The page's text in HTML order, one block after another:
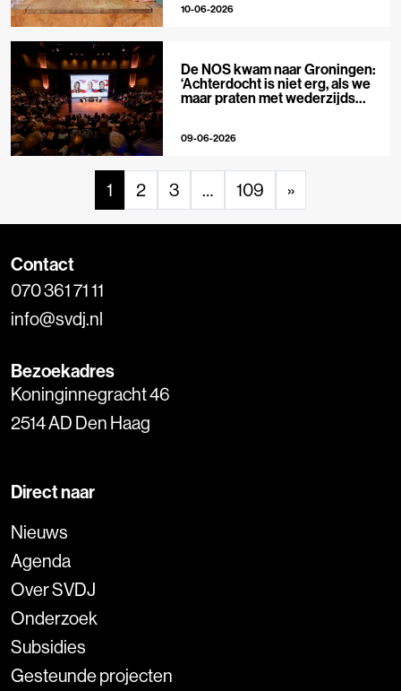
10-06-2026
De NOS kwam naar Groningen:
‘Achterdocht is niet erg, als we
maar praten met wederzijds
09-06-2026
1 2 3 … 109 »
Contact
070 361 71 11
info@svdj.nl
Bezoekadres
Koninginnegracht 46
2514 AD Den Haag
Direct naar
Nieuws
Agenda
Over SVDJ
Onderzoek
Subsidies
Gesteunde projecten